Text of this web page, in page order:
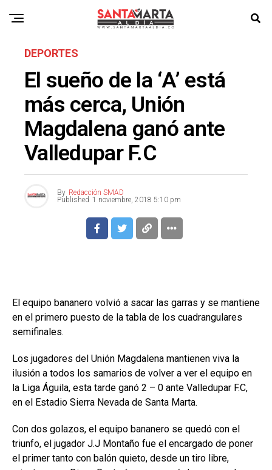
DEPORTES
El sueño de la ‘A’ está
más cerca, Unión
Magdalena ganó ante
Valledupar F.C
By Redacción SMAD
Published 1 noviembre, 2018 5:10 pm
El equipo bananero volvió a sacar las garras y se mantiene
en el primero puesto de la tabla de los cuadrangulares
semifinales.
Los jugadores del Unión Magdalena mantienen viva la
ilusión a todos los samarios de volver a ver el equipo en
la Liga Águila, esta tarde ganó 2 – 0 ante Valledupar F.C,
en el Estadio Sierra Nevada de Santa Marta.
Con dos golazos, el equipo bananero se quedó con el
triunfo, el jugador J.J Montaño fue el encargado de poner
el primer tanto con balón quieto, desde un tiro libre,